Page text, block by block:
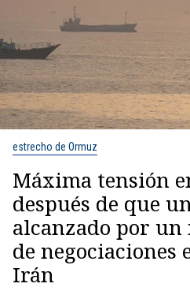
estrecho de Ormuz
Máxima tensión
después de que
alcanzado por
de negociaciones
Irán